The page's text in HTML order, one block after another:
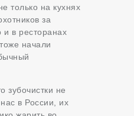
только на кухнях
за
и в ресторанах
начали
зубочистки не
в России, их